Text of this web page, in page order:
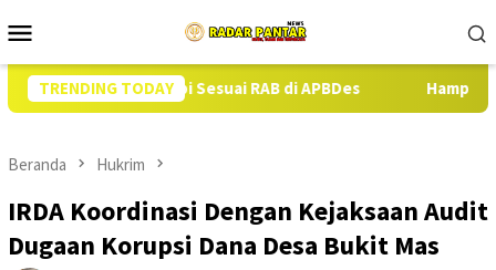
ke
Mobile
TRENDING TODAY
Ekor Babi Sesuai RAB di APBDes Hampir Setahun
Beranda Hukrim
IRDA Koordinasi Dengan Kejaksaan Audit
Dugaan Korupsi Dana Desa Bukit Mas